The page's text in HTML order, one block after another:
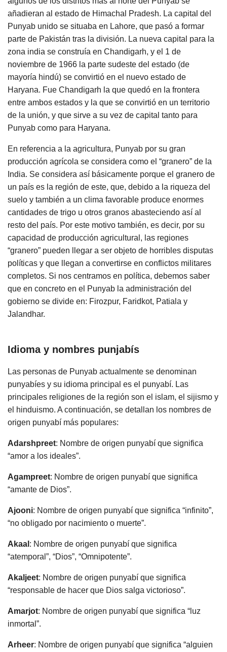
añadieran al estado de Himachal Pradesh. La capital del
Punyab unido se situaba en Lahore, que pasó a formar
parte de Pakistán tras la división. La nueva capital para la
zona india se construía en Chandigarh, y el 1 de
noviembre de 1966 la parte sudeste del estado (de
mayoría hindú) se convirtió en el nuevo estado de
Haryana. Fue Chandigarh la que quedó en la frontera
entre ambos estados y la que se convirtió en un territorio
de la unión, y que sirve a su vez de capital tanto para
Punyab como para Haryana.
En referencia a la agricultura, Punyab por su gran
producción agrícola se considera como el “granero” de la
India. Se considera así básicamente porque el granero de
un país es la región de este, que, debido a la riqueza del
suelo y también a un clima favorable produce enormes
cantidades de trigo u otros granos abasteciendo así al
resto del país. Por este motivo también, es decir, por su
capacidad de producción agricultural, las regiones
“granero” pueden llegar a ser objeto de horribles disputas
políticas y que llegan a convertirse en conflictos militares
completos. Si nos centramos en política, debemos saber
que en concreto en el Punyab la administración del
gobierno se divide en: Firozpur, Faridkot, Patiala y
Jalandhar.
Idioma y nombres punjabís
Las personas de Punyab actualmente se denominan
punyabíes y su idioma principal es el punyabí. Las
principales religiones de la región son el islam, el sijismo y
el hinduismo. A continuación, se detallan los nombres de
origen punyabí más populares:
Adarshpreet: Nombre de origen punyabí que significa
“amor a los ideales”.
Agampreet: Nombre de origen punyabí que significa
“amante de Dios”.
Ajooni: Nombre de origen punyabí que significa “infinito”,
“no obligado por nacimiento o muerte”.
Akaal : Nombre de origen punyabí que significa
“atemporal”, “Dios”, “Omnipotente”.
Akaljeet: Nombre de origen punyabí que significa
“responsable de hacer que Dios salga victorioso”.
Amarjot: Nombre de origen punyabí que significa “luz
inmortal”.
Arheer: Nombre de origen punyabí que significa “alguien